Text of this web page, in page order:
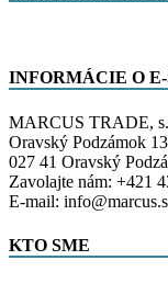
INFORMÁCIE O E-
MARCUS TRADE,
Oravský Podzámok
027 41 Oravský
Zavolajte nám: +421
E-mail:
KTO SME